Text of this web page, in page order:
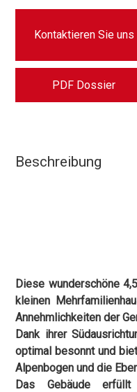
Kontaktieren Sie uns
PDF Dossier
Beschreibung
Diese wunderschöne
kleinen
Annehmlichkeiten der
Dank ihrer
optimal besonnt und
Alpenbogen und die
Das Gebäude